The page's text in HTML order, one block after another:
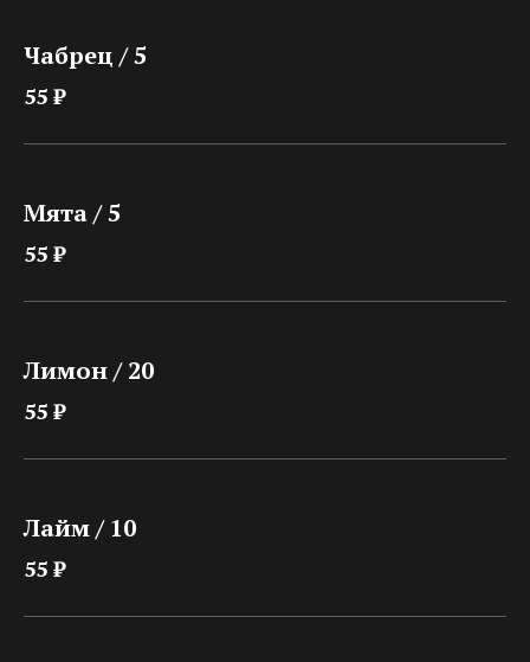
Чабрец / 5
55 ₽
Мята / 5
55 ₽
Лимон / 20
55 ₽
Лайм / 10
55 ₽